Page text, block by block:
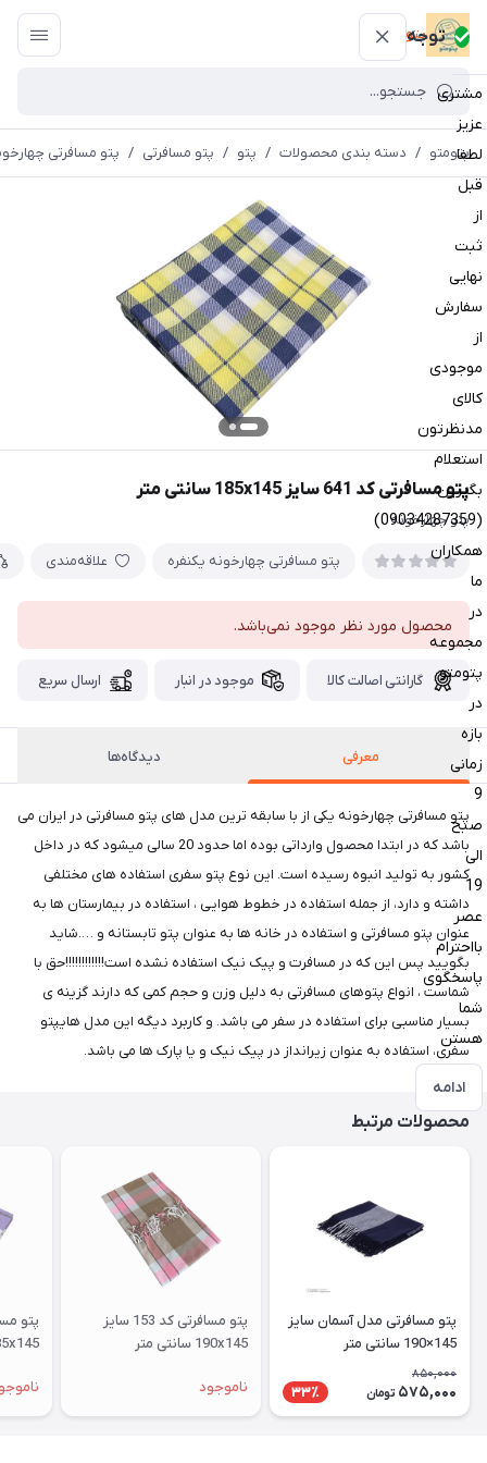
توجه
مشتری
عزیز
لطفا
قبل
از
ثبت
نهایی
سفارش
از
موجودی
کالای
مدنظرتون
استعلام
بگیرین
(09034287359)
همکاران
ما
در
مجموعه
پتومتو
در
بازه
زمانی
9
صبح
الی
19
عصر
بااحترام
پاسخگوی
شما
هستن
ادامه
پتومتو
پتومتو / دسته بندی محصولات / پتو / پتو مسافرتی / پتو مسافرتی
پتو مسافرتی کد 641 سایز 185x145 سانتی متر
پتو چهارخونه
پتو مسافرتی چهارخونه یکنفره علاقه‌مندی
محصول مورد نظر موجود نمی‌باشد.
گارانتی اصالت کالا موجود در انبار ارسال سریع
معرفی دیدگاه‌ها
پتو مسافرتی چهارخونه یکی از با سابقه ترین مدل های پتو مسافرتی در ایران می
باشد که در ابتدا محصول وارداتی بوده اما حدود 20 سالی میشود که در داخل
کشور به تولید انبوه رسیده است. این نوع پتو سفری استفاده های مختلفی
داشته و دارد، از جمله استفاده در خطوط هوایی ، استفاده در بیمارستان ها به
عنوان پتو مسافرتی و استفاده در خانه ها به عنوان پتو تابستانه و ….شاید
بگویید پس این که در مسافرت و پیک نیک استفاده نشده است!!!!!!!!!!!!حق با
شماست ، انواع پتوهای مسافرتی به دلیل وزن و حجم کمی که دارند گزینه ی
بسیار مناسبی برای استفاده در سفر می باشد. و کاربرد دیگه این مدل هایپتو
سفری، استفاده به عنوان زیرانداز در پیک نیک و یا پارک ها می باشد.
محصولات مرتبط
پتو مسافرتی مدل آسمان سایز
145×190 سانتی متر
850,000
575,000 تومان 33٪
پتو مسافرتی کد 153 سایز
190x145 سانتی متر
ناموجود
185x145 سانتی متر